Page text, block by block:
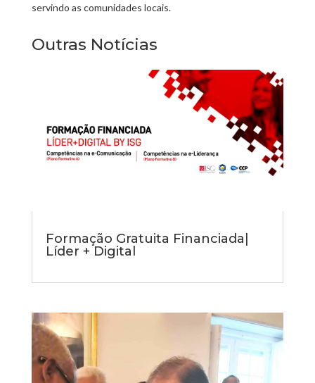
servindo as comunidades locais.
Outras Notícias
Formação Gratuita Financiada|
Líder + Digital